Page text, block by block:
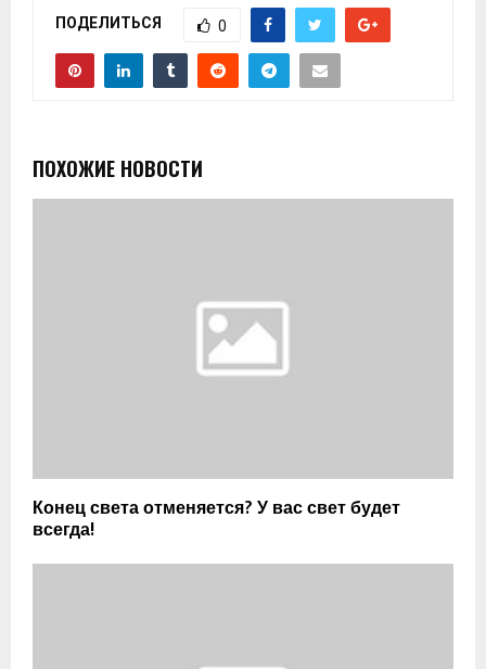
ПОДЕЛИТЬСЯ 0
ПОХОЖИЕ НОВОСТИ
Конец света отменяется? У вас свет будет
всегда!